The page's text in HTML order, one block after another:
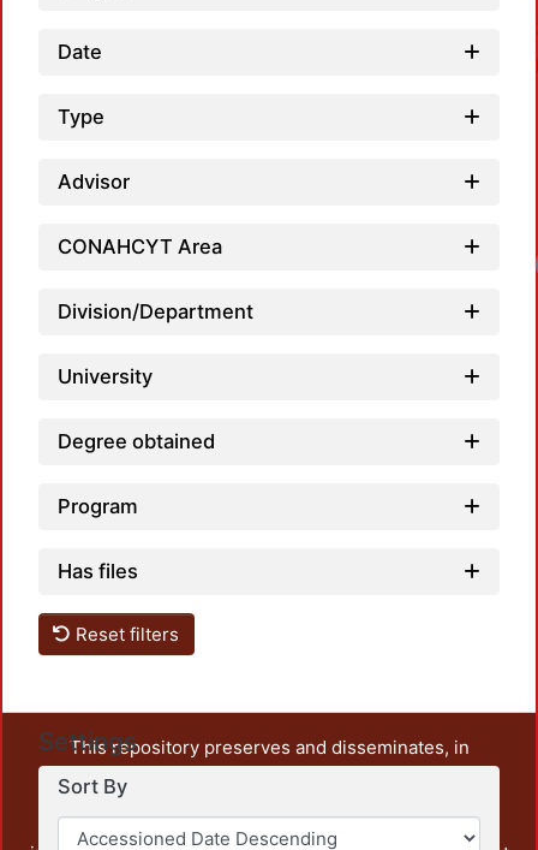
Date
Type
Advisor
CONAHCYT Area
Division/Department
University
Degree obtained
Program
Has files
Reset filters
Settings
Sort By
This repository preserves and disseminates, in
unrestricted open access, the teaching and research
output of UAM Azcapotzalco. It also includes some
administrative and graphic documents from the